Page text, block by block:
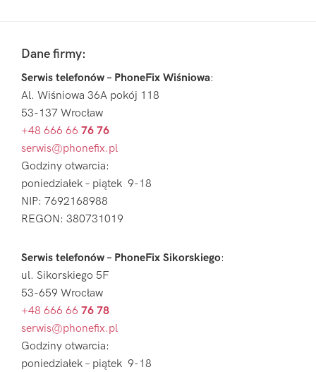
Sidebar
FooterDane firmy:
Serwis telefonów – PhoneFix Wiśniowa:
Al. Wiśniowa 36A pokój 118
53-137 Wrocław
+48 666 66 76 76
serwis@phonefix.pl
Godziny otwarcia:
poniedziałek – piątek 9-18
NIP: 7692168988
REGON: 380731019
Serwis telefonów – PhoneFix Sikorskiego:
ul. Sikorskiego 5F
53-659 Wrocław
+48 666 66 76 78
serwis@phonefix.pl
Godziny otwarcia:
poniedziałek – piątek 9-18